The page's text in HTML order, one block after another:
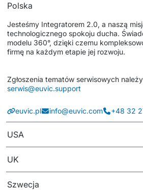
Audyty i doradztwo
Managed IT & Outsourcing
Serwis IT i AGD
↳ Serwis RTV i AGD
↳ Serwis IT
Dystrybucja i Produkty
Polska
Jesteśmy Integratorem 2.0, a naszą
technologicznego spokoju ducha.
modelu 360°, dzięki czemu
firmę na każdym etapie jej rozwoju.
serwis@euvic.support
euvic.pl info@euvic.com +48 32
USA
UK
Szwecja